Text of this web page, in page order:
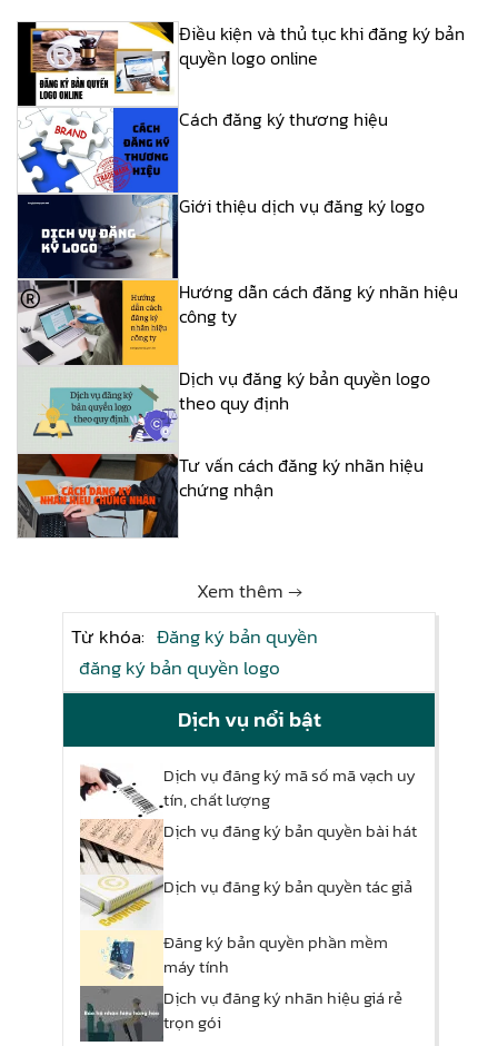
Điều kiện và thủ tục khi đăng ký bản
quyền logo online
Cách đăng ký thương hiệu
Giới thiệu dịch vụ đăng ký logo
Hướng dẫn cách đăng ký nhãn hiệu
công ty
Dịch vụ đăng ký bản quyền logo
theo quy định
Tư vấn cách đăng ký nhãn hiệu
chứng nhận
Xem thêm →
Từ khóa: Đăng ký bản quyền
đăng ký bản quyền logo
Dịch vụ nổi bật
Dịch vụ đăng ký mã số mã vạch uy
tín, chất lượng
Dịch vụ đăng ký bản quyền bài hát
Dịch vụ đăng ký bản quyền tác giả
Đăng ký bản quyền phần mềm
máy tính
Dịch vụ đăng ký nhãn hiệu giá rẻ
trọn gói